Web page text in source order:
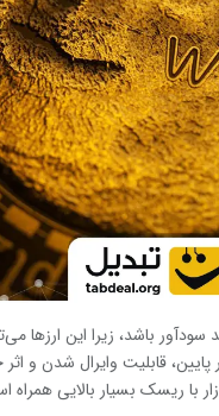
سودآور باشد، زیرا این ارزها
با ریسک بسیار بالایی همراه